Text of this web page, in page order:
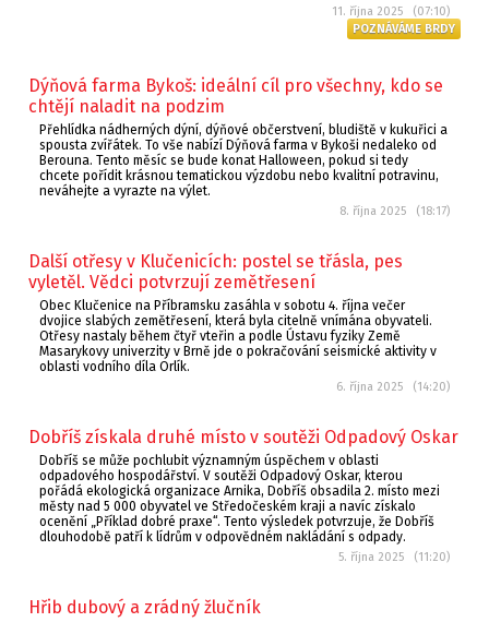
11. října 2025 (07:10)
POZNÁVÁME BRDY
Dýňová farma Bykoš: ideální cíl pro všechny, kdo se
chtějí naladit na podzim
Přehlídka nádherných dýní, dýňové občerstvení, bludiště v kukuřici a
spousta zvířátek. To vše nabízí Dýňová farma v Bykoši nedaleko od
Berouna. Tento měsíc se bude konat Halloween, pokud si tedy
chcete pořídit krásnou tematickou výzdobu nebo kvalitní potravinu,
neváhejte a vyrazte na výlet.
8. října 2025 (18:17)
Další otřesy v Klučenicích: postel se třásla, pes
vyletěl. Vědci potvrzují zemětřesení
Obec Klučenice na Příbramsku zasáhla v sobotu 4. října večer
dvojice slabých zemětřesení, která byla citelně vnímána obyvateli.
Otřesy nastaly během čtyř vteřin a podle Ústavu fyziky Země
Masarykovy univerzity v Brně jde o pokračování seismické aktivity v
oblasti vodního díla Orlík.
6. října 2025 (14:20)
Dobříš získala druhé místo v soutěži Odpadový Oskar
Dobříš se může pochlubit významným úspěchem v oblasti
odpadového hospodářství. V soutěži Odpadový Oskar, kterou
pořádá ekologická organizace Arnika, Dobříš obsadila 2. místo mezi
městy nad 5 000 obyvatel ve Středočeském kraji a navíc získalo
ocenění „Příklad dobré praxe“. Tento výsledek potvrzuje, že Dobříš
dlouhodobě patří k lídrům v odpovědném nakládání s odpady.
5. října 2025 (11:20)
Hřib dubový a zrádný žlučník